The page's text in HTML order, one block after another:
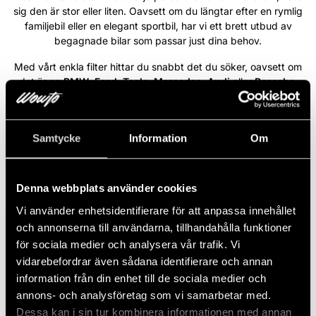
Samtycke Information Om
Denna webbplats använder cookies
Vi använder enhetsidentifierare för att anpassa innehållet
och annonserna till användarna, tillhandahålla funktioner
för sociala medier och analysera vår trafik. Vi
vidarebefordrar även sådana identifierare och annan
information från din enhet till de sociala medier och
annons- och analysföretag som vi samarbetar med.
Dessa kan i sin tur kombinera informationen med annan
sig den är stor eller liten. Oavsett om du längtar efter en rymlig
familjebil eller en elegant sportbil, har vi ett brett utbud av
begagnade bilar som passar just dina behov.
Med vårt enkla filter hittar du snabbt det du söker, oavsett om
det är enBMW,Ford,Tesla,Mercedes,AudiellerPorsche.
Varje bil i vårt sortiment är ett steg närmare din bildröm. På
Wowto är vi engagerade i att förverkliga din dröm – vi ser varje
bildröm till en del av din vardag.
NYINKOMMEN
Volvo XC90 B5 235HK AWD R-
Design Pro Ed /B&W/Pano/360/7-
sits
2022 Automat Diesel 8 960 Mil 235 HK Fyrhjulsdriven
6 767 kr/mån